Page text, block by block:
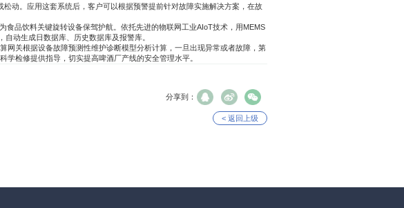
。应用这套系统后，客户可以根据预警提前针对故障实施解决方案，在故
品饮料关键旋转设备保驾护航。依托先进的物联网工业AIoT技术，用MEMS
动生成日数据库、历史数据库及报警库。
关根据设备故障预测性维护诊断模型分析计算，一旦出现异常或者故障，第
检修提供指导，切实提高啤酒厂产线的安全管理水平。
分享到：
< 返回上级